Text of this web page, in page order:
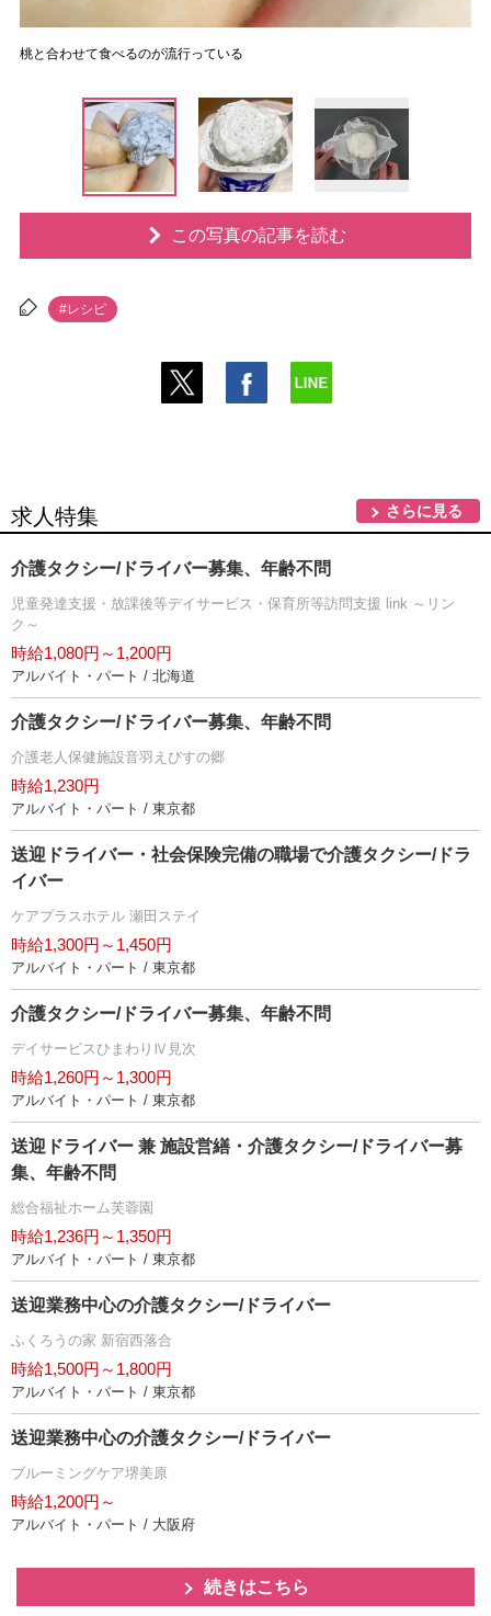
桃と合わせて食べるのが流行っている
この写真の記事を読む
#レシピ
求人特集 さらに見る
介護タクシー/ドライバー募集、年齢不問
児童発達支援・放課後等デイサービス・保育所等訪問支援 link ～リン
ク～
時給1,080円～1,200円
アルバイト・パート / 北海道
介護タクシー/ドライバー募集、年齢不問
介護老人保健施設音羽えびすの郷
時給1,230円
アルバイト・パート / 東京都
送迎ドライバー・社会保険完備の職場で介護タクシー/ドラ
イバー
ケアプラスホテル 瀬田ステイ
時給1,300円～1,450円
アルバイト・パート / 東京都
介護タクシー/ドライバー募集、年齢不問
デイサービスひまわりⅣ見次
時給1,260円～1,300円
アルバイト・パート / 東京都
送迎ドライバー 兼 施設営繕・介護タクシー/ドライバー募
集、年齢不問
総合福祉ホーム芙蓉園
時給1,236円～1,350円
アルバイト・パート / 東京都
送迎業務中心の介護タクシー/ドライバー
ふくろうの家 新宿西落合
時給1,500円～1,800円
アルバイト・パート / 東京都
送迎業務中心の介護タクシー/ドライバー
ブルーミングケア堺美原
時給1,200円～
アルバイト・パート / 大阪府
続きはこちら